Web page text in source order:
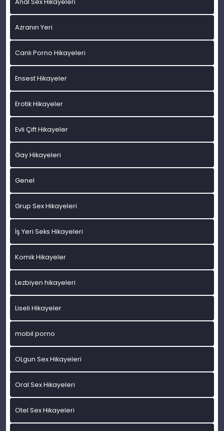
Anal Sex Hikayeleri
Azranın Yeri
Canlı Porno Hikayeleri
Ensest Hikayeler
Erotik Hikayeler
Evli Çift Hikayeler
Gay Hikayeleri
Genel
Grup Sex Hikayeleri
İş Yeri Seks Hikayeleri
Komik Hikayeler
Lezbiyen hikayeleri
Liseli Hikayeler
mobil porno
OLgun Sex Hikayeleri
Oral Sex Hikayeleri
Otel Sex Hikayeleri